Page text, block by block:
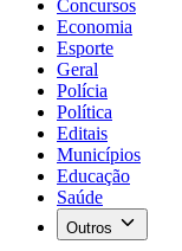
Concursos
Economia
Esporte
Geral
Polícia
Política
Editais
Municípios
Educação
Saúde
Outros